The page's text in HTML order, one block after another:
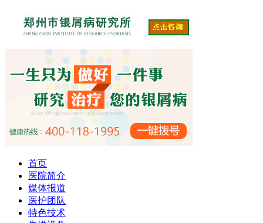
首页
医院简介
媒体报道
医护团队
特色技术